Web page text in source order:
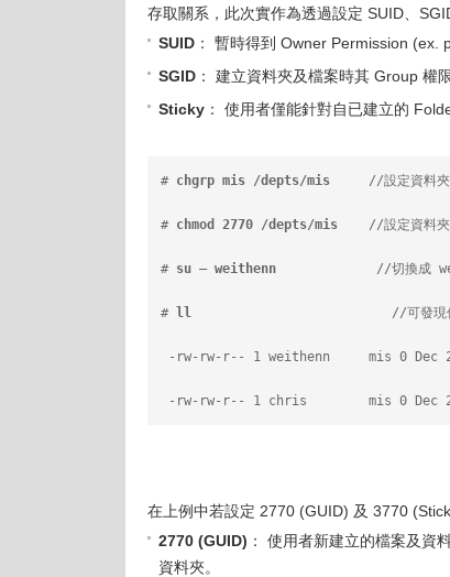
存取關系，此次實作為透過設定 SUID、
SUID ： 暫時得到 Owner Permission (ex.
SGID ： 建立資料夾及檔案時其 Group 權
Sticky ： 使用者僅能針對自已建立的
# chgrp mis /depts/mis //設定資料夾
# chmod 2770 /depts/mis //設定資料夾
# su – weithenn //切換成 weithenn
# ll //可發現使用者所新建立
-rw-rw-r-- 1 weithenn     mis 0 Dec
-rw-rw-r-- 1 chris        mis 0 Dec
在上例中若設定 2770 (GUID) 及 3770
2770 (GUID) ： 使用者新建立的檔案及資
資料夾。